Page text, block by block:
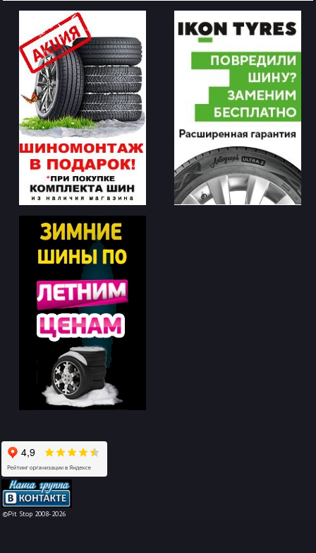
©Pit Stop 2008-2026
-->